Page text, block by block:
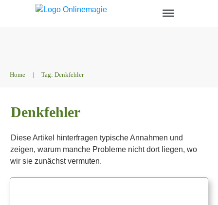
Home | Tag: Denkfehler
Denkfehler
Diese Artikel hinterfragen typische Annahmen und
zeigen, warum manche Probleme nicht dort liegen, wo
wir sie zunächst vermuten.